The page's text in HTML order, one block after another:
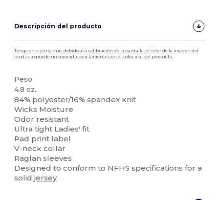
Descripción del producto
Tenga en cuenta que, debido a la calibración de la pantalla, el color de la imagen del
producto puede no coincidir exactamente con el color real del producto.
Peso
4.8 oz.
84% polyester/16% spandex knit
Wicks Moisture
Odor resistant
Ultra tight Ladies' fit
Pad print label
V-neck collar
Raglan sleeves
Designed to conform to NFHS specifications for a
solidjersey